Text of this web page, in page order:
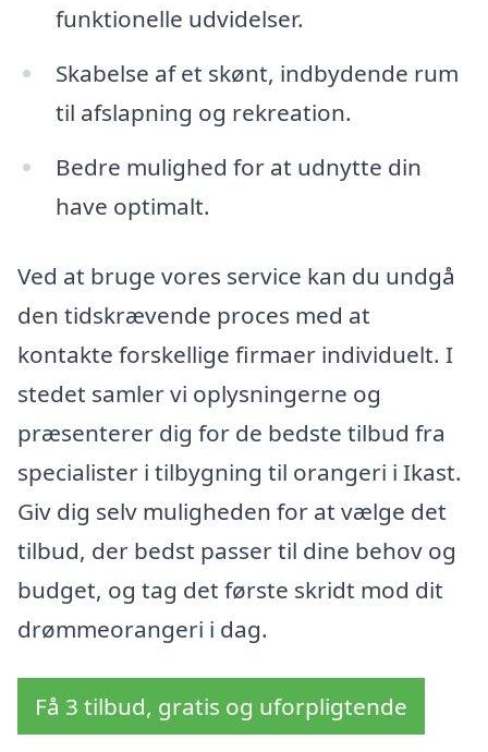
funktionelle udvidelser.
Skabelse af et skønt, indbydende rum
til afslapning og rekreation.
Bedre mulighed for at udnytte din
have optimalt.
Ved at bruge vores service kan du undgå
den tidskrævende proces med at
kontakte forskellige firmaer individuelt. I
stedet samler vi oplysningerne og
præsenterer dig for de bedste tilbud fra
specialister i tilbygning til orangeri i Ikast.
Giv dig selv muligheden for at vælge det
tilbud, der bedst passer til dine behov og
budget, og tag det første skridt mod dit
drømmeorangeri i dag.
Få 3 tilbud, gratis og uforpligtende